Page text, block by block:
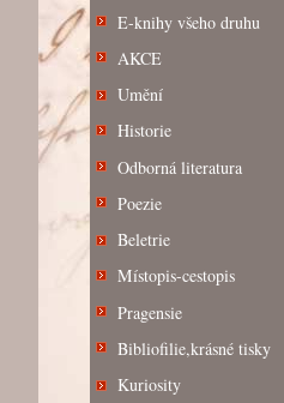
E-knihy všeho druhu
AKCE
Umění
Historie
Odborná literatura
Poezie
Beletrie
Místopis-cestopis
Pragensie
Bibliofilie,krásné tisky
Kuriosity